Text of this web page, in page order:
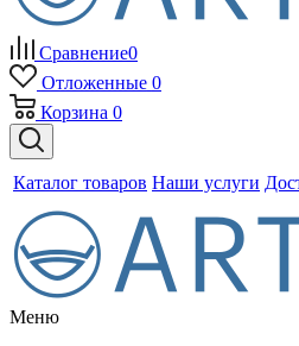
Сравнение0
Отложенные 0
Корзина 0
Каталог товаров Наши услуги
Меню